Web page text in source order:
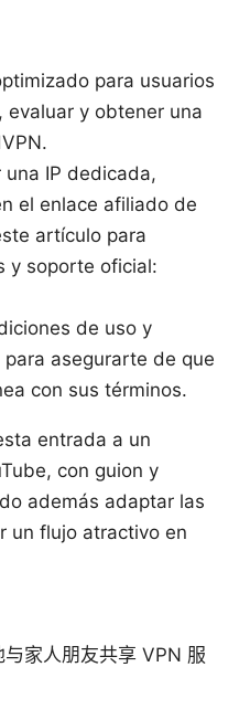
para usuarios
evaluar y obtener una
IP dedicada,
el enlace afiliado de
artículo para
y soporte oficial:
de uso y
asegurarte de que
con sus términos.
entrada a un
con guion y
además adaptar las
un flujo atractivo en
家人朋友共享 VPN 服